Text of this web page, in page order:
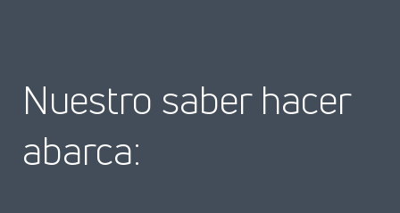
Nuestro saber hacer
abarca: